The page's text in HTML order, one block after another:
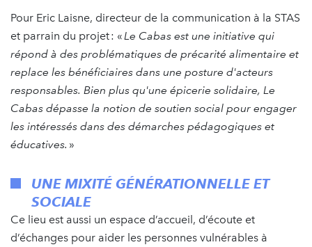
Pour Eric Laisne, directeur de la communication à la STAS
et parrain du projet : «Le Cabas est une initiative qui
répond à des problématiques de précarité alimentaire et
replace les bénéficiaires dans une posture d'acteurs
responsables. Bien plus qu'une épicerie solidaire, Le
Cabas dépasse la notion de soutien social pour engager
les intéressés dans des démarches pédagogiques et
éducatives. »
UNE MIXITÉ GÉNÉRATIONNELLE ET
SOCIALE
Ce lieu est aussi un espace d’accueil, d’écoute et
d’échanges pour aider les personnes vulnérables à